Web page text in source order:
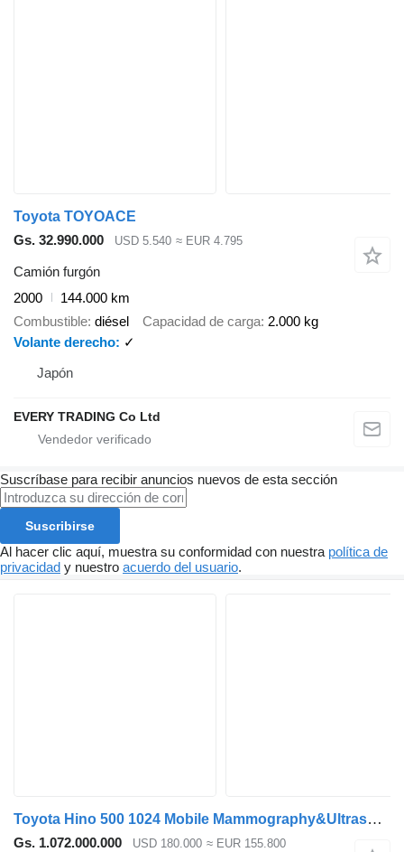
Toyota TOYOACE
Gs. 32.990.000
USD 5.540 ≈ EUR 4.795
Camión furgón
2000
144.000 km
Combustible diésel Capacidad de carga 2.000 kg
Volante derecho
✓
Japón
EVERY TRADING Co Ltd
Suscríbase para recibir anuncios nuevos de esta sección
Suscribirse
Al hacer clic aquí, muestra su conformidad con nuestra política de
privacidad y nuestro acuerdo del usuario.
Toyota Hino 500 1024 Mobile Mammography&Ultrasound
Gs. 1.072.000.000 USD 180.000 ≈ EUR 155.800